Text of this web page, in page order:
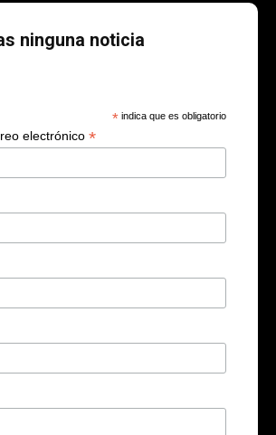
ninguna noticia
* indica que es obligatorio
electrónico *